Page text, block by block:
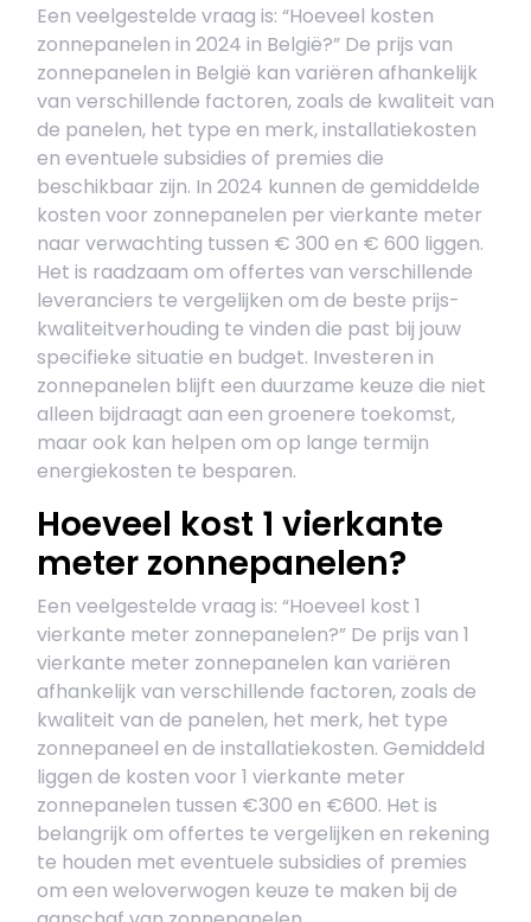
Een veelgestelde vraag is: “Hoeveel kosten
zonnepanelen in 2024 in België?” De prijs van
zonnepanelen in België kan variëren afhankelijk
van verschillende factoren, zoals de kwaliteit van
de panelen, het type en merk, installatiekosten
en eventuele subsidies of premies die
beschikbaar zijn. In 2024 kunnen de gemiddelde
kosten voor zonnepanelen per vierkante meter
naar verwachting tussen € 300 en € 600 liggen.
Het is raadzaam om offertes van verschillende
leveranciers te vergelijken om de beste prijs-
kwaliteitverhouding te vinden die past bij jouw
specifieke situatie en budget. Investeren in
zonnepanelen blijft een duurzame keuze die niet
alleen bijdraagt aan een groenere toekomst,
maar ook kan helpen om op lange termijn
energiekosten te besparen.
Hoeveel kost 1 vierkante
meter zonnepanelen?
Een veelgestelde vraag is: “Hoeveel kost 1
vierkante meter zonnepanelen?” De prijs van 1
vierkante meter zonnepanelen kan variëren
afhankelijk van verschillende factoren, zoals de
kwaliteit van de panelen, het merk, het type
zonnepaneel en de installatiekosten. Gemiddeld
liggen de kosten voor 1 vierkante meter
zonnepanelen tussen €300 en €600. Het is
belangrijk om offertes te vergelijken en rekening
te houden met eventuele subsidies of premies
om een weloverwogen keuze te maken bij de